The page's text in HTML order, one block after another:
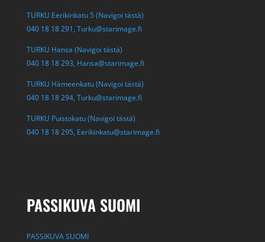
TURKU Eerikinkatu 5 (Navigoi tästä)
040 18 18 291, Turku@starimage.fi
TURKU Hansa (Navigoi tästä)
040 18 18 293, Hansa@starimage.fi
TURKU Hämeenkatu (Navigoi tästä)
040 18 18 294, Turku@starimage.fi
TURKU Puistokatu (Navigoi tästä)
040 18 18 295, Eerikinkatu@starimage.fi
PASSIKUVA SUOMI
PASSIKUVA SUOMI